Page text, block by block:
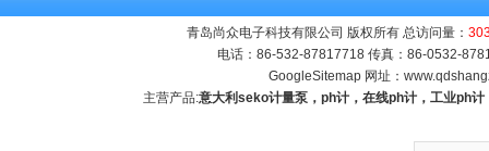
青岛尚众电子科技有限公司 版权所有 总访问量：
电话：86-532-87817718 传真：86-0532-
GoogleSitemap 网址：
主营产品:意大利seko计量泵，ph计，在线ph计，工业ph